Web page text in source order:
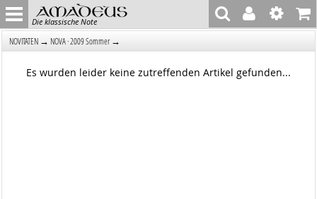
Die klassische Note
NOVITÄTEN → NOVA · 2009 Sommer →
Es wurden leider keine zutreffenden Artikel gefunden...